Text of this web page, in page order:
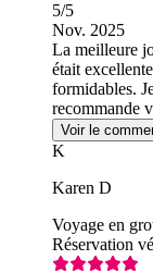
5/5
Nov. 2025
La meilleure
était
formidables.
recommande
Voir le
K
Karen D
Voyage en
Réservation